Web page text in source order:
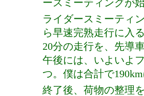
ースミーティングが
ライダースミーティ
ら早速完熟走行に入
20分の走行を、先導
午後には、いよいよ
つ。僕は合計で
終了後、荷物の整理